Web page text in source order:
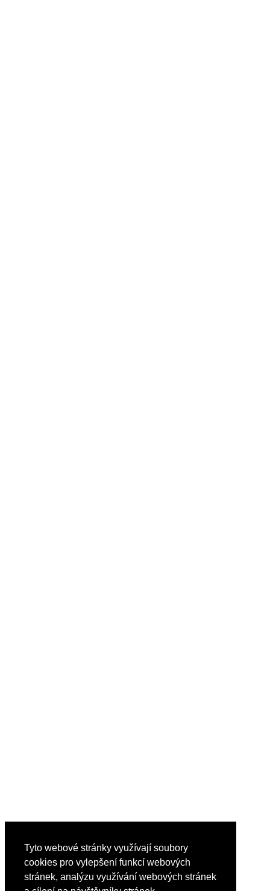
Tyto webové stránky využívají soubory
cookies pro vylepšení funkcí webových
stránek, analýzu využívání webových stránek